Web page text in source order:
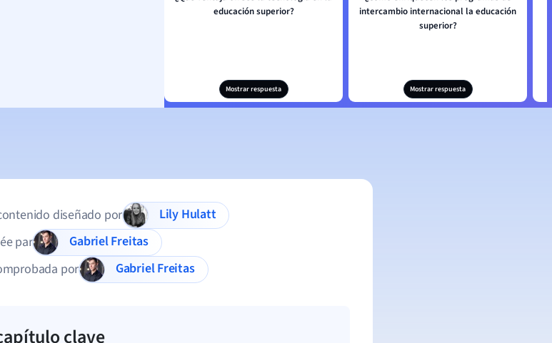
educación superior?
Mostrar respuesta
intercambio internacional la educación
superior?
Mostrar respuesta
diseñado por
Lily Hulatt
par
Gabriel Freitas
por
Gabriel Freitas
clave